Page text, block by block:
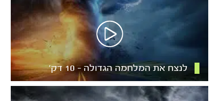
לנצח את המלחמה הגדולה – 10 דק’